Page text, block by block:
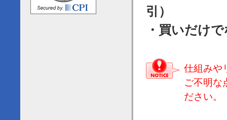
引）
・買いだけ
仕組みや
ご不明な
ださい。